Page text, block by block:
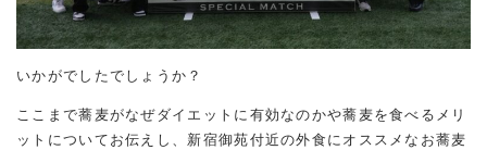
いかがでしたでしょうか？
ここまで蕎麦がなぜダイエットに有効なのかや蕎麦を食べるメリ
ットについてお伝えし、新宿御苑付近の外食にオススメなお蕎麦